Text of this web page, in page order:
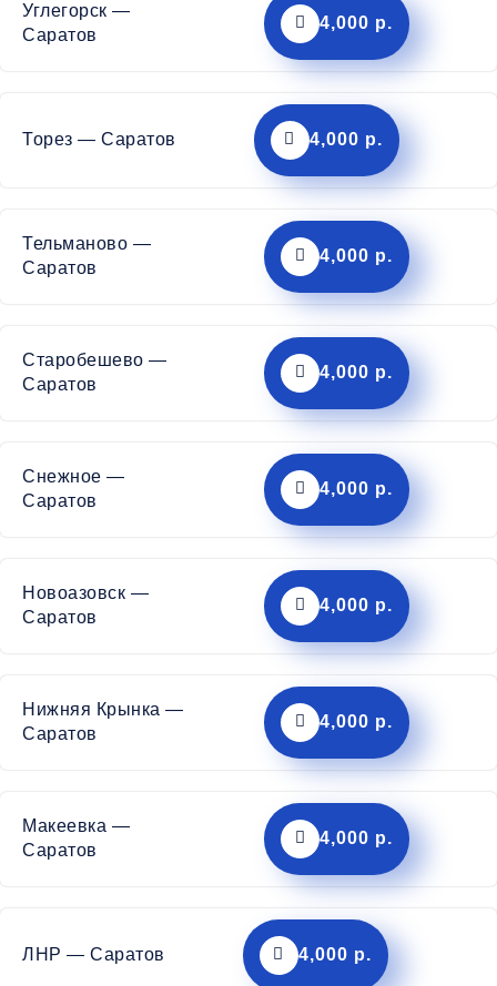
Углегорск —
Саратов
4,000 р.
Торез — Саратов 4,000 р.
Тельманово —
Саратов
4,000 р.
Старобешево —
Саратов
4,000 р.
Снежное —
Саратов
4,000 р.
Новоазовск —
Саратов
4,000 р.
Нижняя Крынка —
Саратов
4,000 р.
Макеевка —
Саратов
4,000 р.
ЛНР — Саратов 4,000 р.